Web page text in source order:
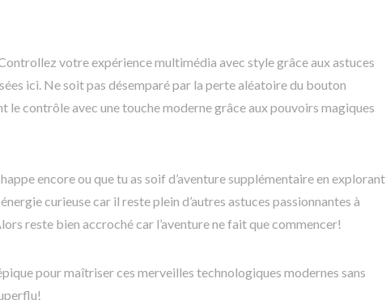
votre expérience multimédia avec style grâce aux astuces
ici. Ne soit pas désemparé par la perte aléatoire du bouton
le contrôle avec une touche moderne grâce aux pouvoirs magiques
encore ou que tu as soif d’aventure supplémentaire en explorant
curieuse car il reste plein d’autres astuces passionnantes à
reste bien accroché car l’aventure ne fait que commencer!
pour maîtriser ces merveilles technologiques modernes sans